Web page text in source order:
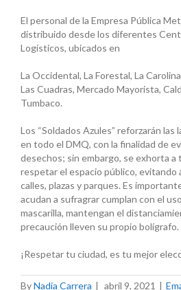
El personal de la Empresa Pública
distribuido desde los diferentes
Logísticos, ubicados en
La Occidental, La Forestal, La
Las Cuadras, Mercado Mayorista,
Tumbaco.
Los “Soldados Azules” reforzarán las
en todo el DMQ, con la finalidad de
desechos; sin embargo, se exhorta a
respetar el espacio público, evitando
calles, plazas y parques. Es
acudan a sufragrar cumplan con el
mascarilla, mantengan el
precaución lleven su propio bolígrafo.
¡Respetar tu ciudad, es tu mejor
ByNadia Carrera | abril 9, 2021 |